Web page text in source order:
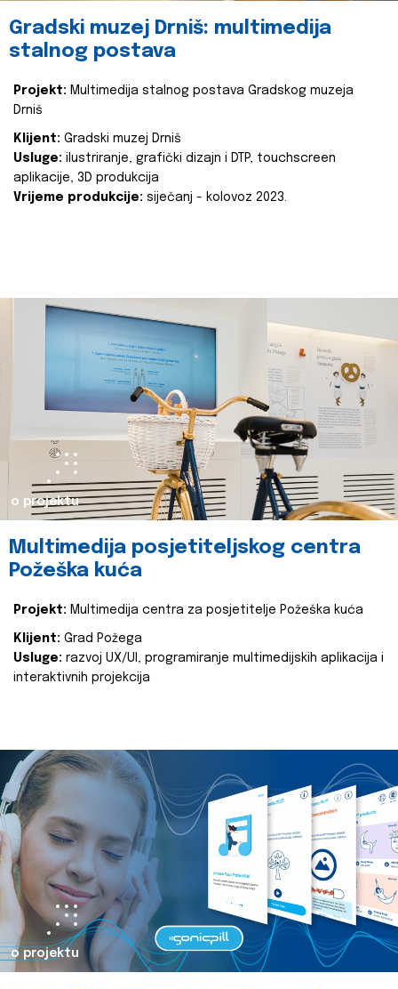
Gradski muzej Drniš: multimedija
stalnog postava
Projekt: Multimedija stalnog postava Gradskog muzeja
Drniš
Klijent: Gradski muzej Drniš
Usluge: ilustriranje, grafički dizajn i DTP, touchscreen
aplikacije, 3D produkcija
Vrijeme produkcije: siječanj - kolovoz 2023.
o projektu
Multimedija posjetiteljskog centra
Požeška kuća
Projekt: Multimedija centra za posjetitelje Požeška kuća
Klijent: Grad Požega
Usluge: razvoj UX/UI, programiranje multimedijskih aplikacija i
interaktivnih projekcija
o projektu